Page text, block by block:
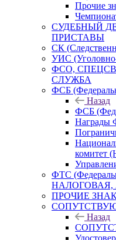
Прочие
СУДЕБНЫЙ
ПРИСТАВЫ
СК
УИС
ФСО,
СЛУЖБА
ФСБ
Назад
ФСБ
Награды
комитет
ФТС
НАЛОГОВАЯ,
ПРОЧИЕ
Назад